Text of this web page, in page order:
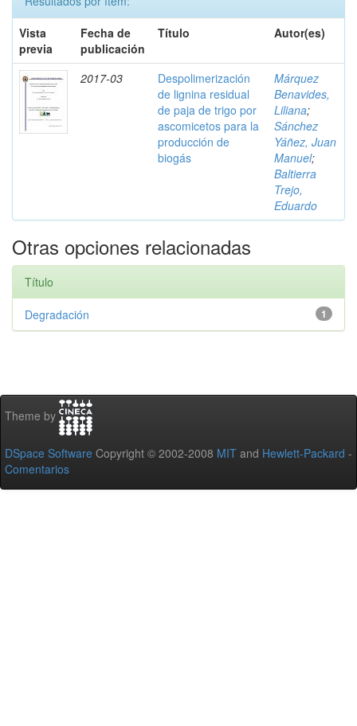
Vista
previa
Fecha de
publicación
Título Autor(es)
2017-03
Despolimerización
de lignina residual
de paja de trigo por
ascomicetos para la
producción de
biogás
Márquez
Benavides,
Liliana;
Sánchez
Yáñez, Juan
Manuel;
Baltierra
Trejo,
Eduardo
Otras opciones relacionadas
Título
1
Degradación
Theme by
DSpace Software Copyright © 2002-2008 MIT and Hewlett-Packard -
Comentarios